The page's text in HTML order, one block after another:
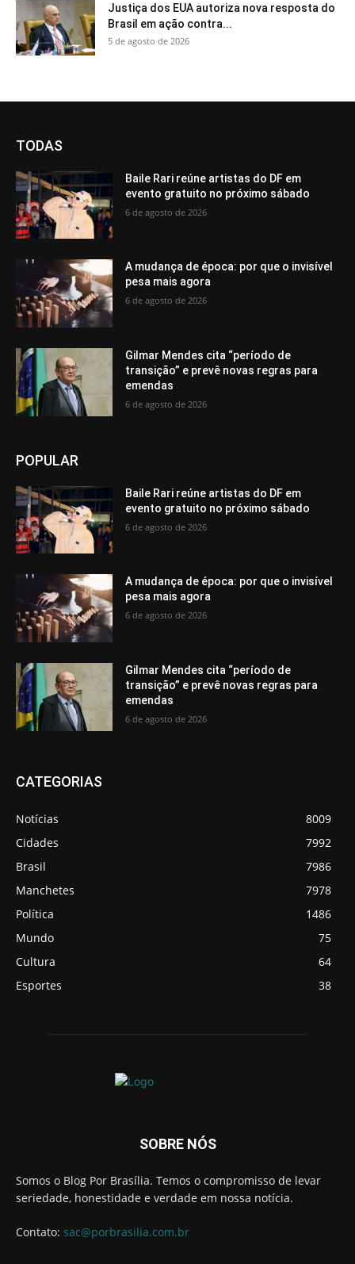
Justiça dos EUA autoriza nova resposta do
Brasil em ação contra...
5 de agosto de 2026
TODAS
Baile Rari reúne artistas do DF em
evento gratuito no próximo sábado
6 de agosto de 2026
A mudança de época: por que o invisível
pesa mais agora
6 de agosto de 2026
Gilmar Mendes cita “período de
transição” e prevê novas regras para
emendas
6 de agosto de 2026
POPULAR
Baile Rari reúne artistas do DF em
evento gratuito no próximo sábado
6 de agosto de 2026
A mudança de época: por que o invisível
pesa mais agora
6 de agosto de 2026
Gilmar Mendes cita “período de
transição” e prevê novas regras para
emendas
6 de agosto de 2026
CATEGORIAS
Notícias
8009
Cidades
7992
Brasil
7986
Manchetes
7978
Política
1486
Mundo
75
Cultura
64
Esportes
38
SOBRE NÓS
Somos o Blog Por Brasília. Temos o compromisso de levar
seriedade, honestidade e verdade em nossa notícia.
Contato: sac@porbrasilia.com.br